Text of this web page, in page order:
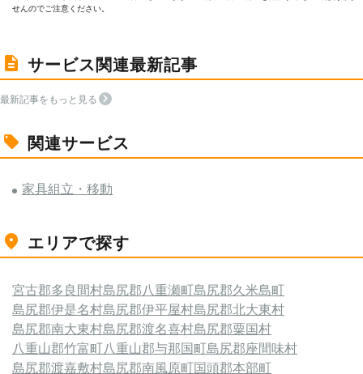
せんのでご注意ください。
サービス関連最新記事
最新記事をもっと見る
関連サービス
家具組立・移動
エリアで探す
宮古郡多良間村島尻郡八重瀬町島尻郡久米島町
島尻郡伊是名村島尻郡伊平屋村島尻郡北大東村
島尻郡南大東村島尻郡渡名喜村島尻郡粟国村
八重山郡竹富町八重山郡与那国町島尻郡座間味村
島尻郡渡嘉敷村島尻郡南風原町国頭郡本部町